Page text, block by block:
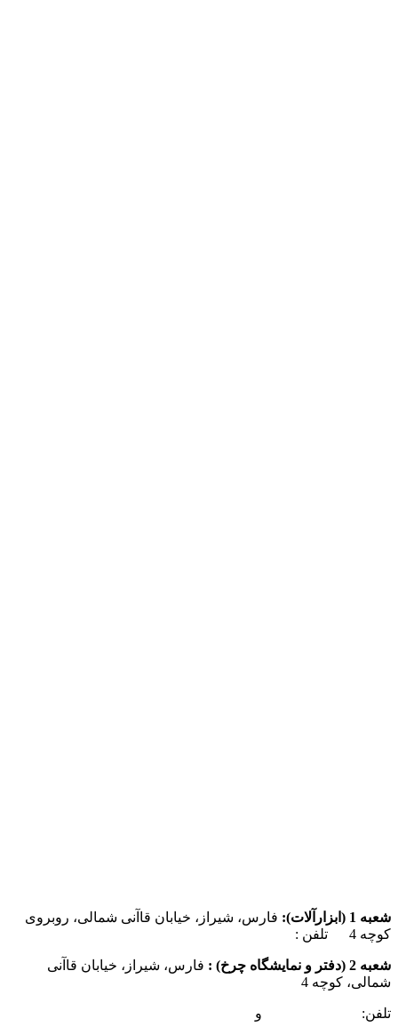
شعبه 1 (ابزارآلات):
فارس، شیراز، خیابان قاآنی شمالی، روبروی
کوچه 4 تلفن :
شعبه 2 (دفتر و نمایشگاه چرخ) :
فارس، شیراز، خیابان قاآنی
شمالی، کوچه 4
تلفن: و